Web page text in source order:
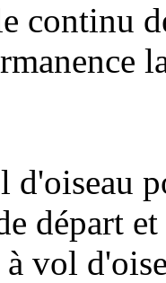
continu
d'oiseau
départ
vol